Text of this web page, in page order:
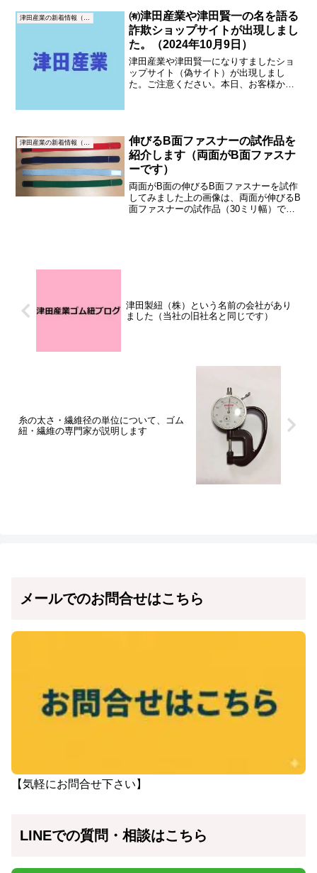
た。そんな中、いよいよ平ゴムタイプの
マスクゴムの増産を開始しま...
㈲津田産業や津田賢一の名を語る
詐欺ショップサイトが出現しまし
た。（2024年10月9日）
津田産業や津田賢一になりすましたショ
ップサイト（偽サイト）が出現しまし
た。ご注意ください。本日、お客様から
津田産業の新着情報（NEWS）
伸びるB面ファスナーの試作品を
紹介します（両面がB面ファスナ
ーです）
両面がB面の伸びるB面ファスナーを試作
してみました上の画像は、両面が伸びるB
面ファスナーの試作品（30ミリ幅）で
津田製紐（株）という名前の会社があり
ました（当社の旧社名と同じです）
糸の太さ・繊維径の単位について、ゴム
紐・繊維の専門家が説明します
メールでのお問合せはこちら
【気軽にお問合せ下さい】
LINEでの質問・相談はこちら